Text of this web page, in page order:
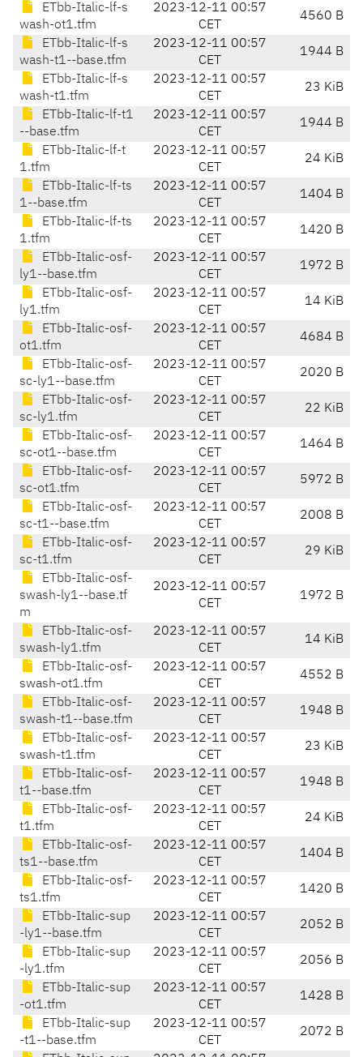
ETbb-Italic-lf-s
wash-ot1.tfm
2023-12-11 00:57
CET
4560 B
ETbb-Italic-lf-s
wash-t1--base.tfm
2023-12-11 00:57
CET
1944 B
ETbb-Italic-lf-s
wash-t1.tfm
2023-12-11 00:57
CET
23 KiB
ETbb-Italic-lf-t1
--base.tfm
2023-12-11 00:57
CET
1944 B
ETbb-Italic-lf-t
1.tfm
2023-12-11 00:57
CET
24 KiB
ETbb-Italic-lf-ts
1--base.tfm
2023-12-11 00:57
CET
1404 B
ETbb-Italic-lf-ts
1.tfm
2023-12-11 00:57
CET
1420 B
ETbb-Italic-osf-
ly1--base.tfm
2023-12-11 00:57
CET
1972 B
ETbb-Italic-osf-
ly1.tfm
2023-12-11 00:57
CET
14 KiB
ETbb-Italic-osf-
ot1.tfm
2023-12-11 00:57
CET
4684 B
ETbb-Italic-osf-
sc-ly1--base.tfm
2023-12-11 00:57
CET
2020 B
ETbb-Italic-osf-
sc-ly1.tfm
2023-12-11 00:57
CET
22 KiB
ETbb-Italic-osf-
sc-ot1--base.tfm
2023-12-11 00:57
CET
1464 B
ETbb-Italic-osf-
sc-ot1.tfm
2023-12-11 00:57
CET
5972 B
ETbb-Italic-osf-
sc-t1--base.tfm
2023-12-11 00:57
CET
2008 B
ETbb-Italic-osf-
sc-t1.tfm
2023-12-11 00:57
CET
29 KiB
ETbb-Italic-osf-
swash-ly1--base.tf
m
2023-12-11 00:57
CET
1972 B
ETbb-Italic-osf-
swash-ly1.tfm
2023-12-11 00:57
CET
14 KiB
ETbb-Italic-osf-
swash-ot1.tfm
2023-12-11 00:57
CET
4552 B
ETbb-Italic-osf-
swash-t1--base.tfm
2023-12-11 00:57
CET
1948 B
ETbb-Italic-osf-
swash-t1.tfm
2023-12-11 00:57
CET
23 KiB
ETbb-Italic-osf-
t1--base.tfm
2023-12-11 00:57
CET
1948 B
ETbb-Italic-osf-
t1.tfm
2023-12-11 00:57
CET
24 KiB
ETbb-Italic-osf-
ts1--base.tfm
2023-12-11 00:57
CET
1404 B
ETbb-Italic-osf-
ts1.tfm
2023-12-11 00:57
CET
1420 B
ETbb-Italic-sup
-ly1--base.tfm
2023-12-11 00:57
CET
2052 B
ETbb-Italic-sup
-ly1.tfm
2023-12-11 00:57
CET
2056 B
ETbb-Italic-sup
-ot1.tfm
2023-12-11 00:57
CET
1428 B
ETbb-Italic-sup
-t1--base.tfm
2023-12-11 00:57
CET
2072 B